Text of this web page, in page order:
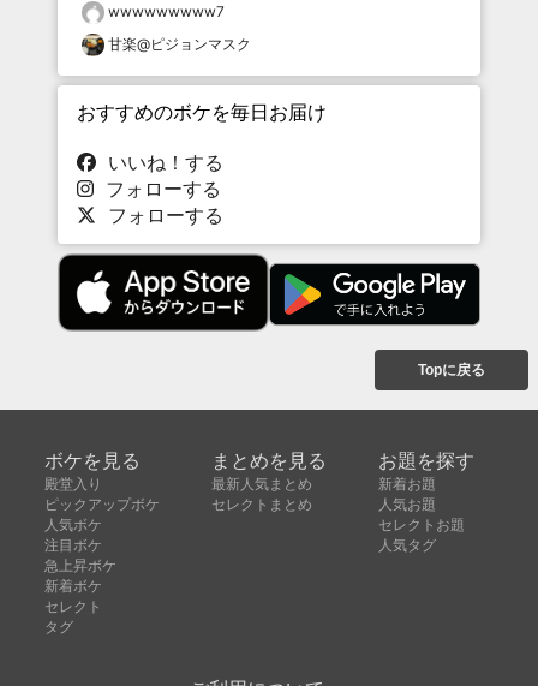
wwwwwwwww7
甘楽@ピジョンマスク
おすすめのボケを毎日お届け
いいね！する
フォローする
フォローする
Topに戻る
ボケを見る
殿堂入り
ピックアップボケ
人気ボケ
注目ボケ
急上昇ボケ
新着ボケ
セレクト
タグ
まとめを見る
最新人気まとめ
セレクトまとめ
お題を探す
新着お題
人気お題
セレクトお題
人気タグ